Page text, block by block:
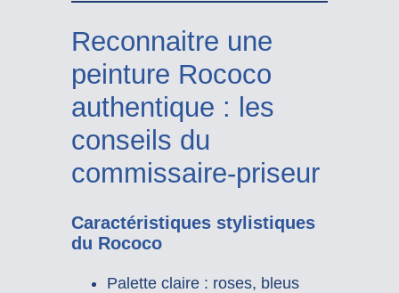
Reconnaitre une
peinture Rococo
authentique : les
conseils du
commissaire-priseur
Caractéristiques stylistiques
du Rococo
Palette claire : roses, bleus